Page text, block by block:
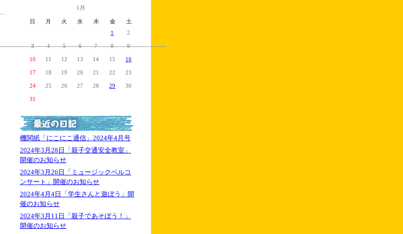
1月
日 月 火 水 木 金
土
1
2
3 4 5 6 7 8 9
10 11 12 13 14 15 16
17 18 19 20 21 22 23
24 25 26 27 28 29 30
31
機関紙「にこにこ通信」2024年4月号
2024年3月28日「親子交通安全教室」
開催のお知らせ
2024年3月26日「ミュージックベルコ
ンサート」開催のお知らせ
2024年4月4日「学生さんと遊ぼう」開
催のお知らせ
2024年3月11日「親子であそぼう！」
開催のお知らせ